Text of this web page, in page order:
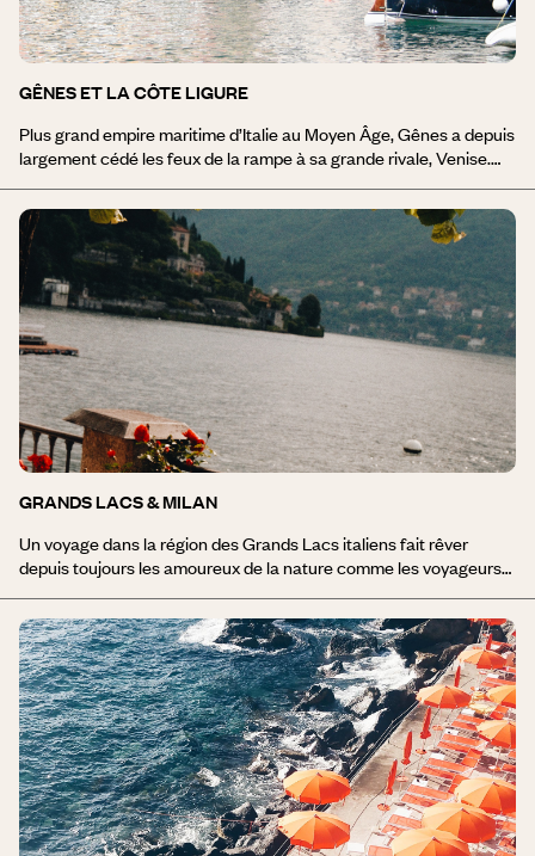
GÊNES ET LA CÔTE LIGURE
Plus grand empire maritime d’Italie au Moyen Âge, Gênes a depuis
largement cédé les feux de la rampe à sa grande rivale, Venise.
port méditerranéen gagne à être connu. En son centre historique,
la ville cache des trésors médiévaux : églises baroques et anciens
palais qui racontent des siècles d’Histoire. A découvrir également,
le musée de la Mer, plus grand musée du pays dédié au monde
maritime. Tournée vers la Grande Bleue, la capitale de la Ligurie
ouvre également les portes d’une région suspendue. Un littoral
escarpé, cousu de villages de pêcheurs et de criques sauvages.
Parmi eux, Portofino incarne le glamour à l’italienne. Un port de
poche lové au creux d’une anse aux mensurations parfaites, des
maisons de pêcheurs aux couleurs vives, de beaux yachts
amarrés face à de luxueuses villas. Un décor idéal pour imaginer
sa propre dolce vita.
GRANDS LACS & MILAN
Un voyage dans la région des Grands Lacs italiens fait rêver
depuis toujours les amoureux de la nature comme les voyageurs
destination idéale pour un voyage en Italie du Nord. Si elle s’étire
géographiquement sur plusieurs régions regroupant une vingtaine
de lacs, trois d’entre eux tirent véritablement leur épingle du jeu :
le lac Majeur, le lac de Côme et le lac de Garde. Situés aux pieds
des Alpes, ils sont pour la plupart d’origine glaciaire mais
bénéficient d’une douceur méditerranéenne qui fait leur succès
depuis l’Antiquité. Autour, la Lombardie multiplie les séductions,
de la capitale du style italien, Milan, au charme provincial de
Bergame ou Mantoue, avec pour fil conducteur une gastronomie
de haute volée.